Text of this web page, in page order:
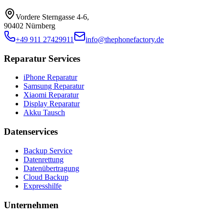
Vordere Sterngasse 4-6,
90402 Nürnberg
+49 911 27429911
info@thephonefactory.de
Reparatur Services
iPhone Reparatur
Samsung Reparatur
Xiaomi Reparatur
Display Reparatur
Akku Tausch
Datenservices
Backup Service
Datenrettung
Datenübertragung
Cloud Backup
Expresshilfe
Unternehmen